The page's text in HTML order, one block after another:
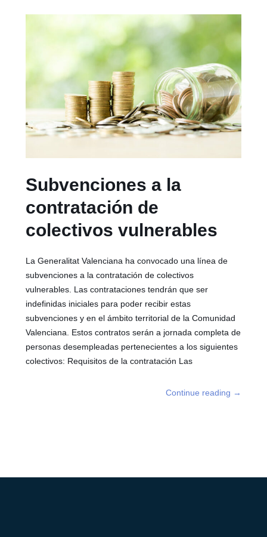
Subvenciones a la
contratación de
colectivos vulnerables
La Generalitat Valenciana ha convocado una línea de
subvenciones a la contratación de colectivos
vulnerables. Las contrataciones tendrán que ser
indefinidas iniciales para poder recibir estas
subvenciones y en el ámbito territorial de la Comunidad
Valenciana. Estos contratos serán a jornada completa de
personas desempleadas pertenecientes a los siguientes
colectivos: Requisitos de la contratación Las
Continue reading →